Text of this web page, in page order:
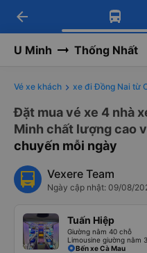
Tải app
Nhận ưu đãi
Tải app
-30k/ghế khi
arrow_back
U Minh Thống Nhất
Vé xe khách xe đi Đồng Nai từ
Đặt mua vé xe 4 nhà
Minh chất lượng cao
chuyến mỗi ngày
Vexere Team
Ngày cập nhật: 09/08/
Tuấn Hiệp
Giường nằm 40 chỗ
Limousine giường nằm
Bến xe Cà Mau